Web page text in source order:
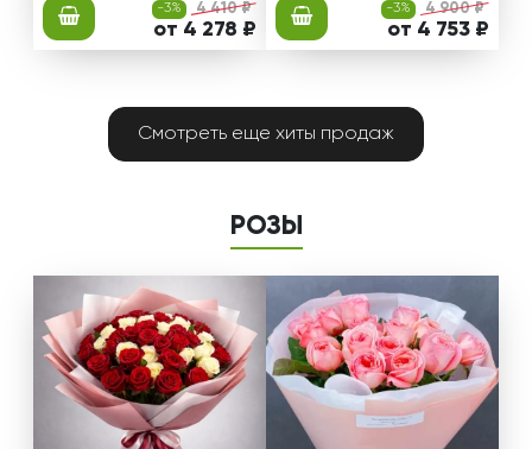
-3% 4 410 ₽
от 4 278 ₽
-3% 4 900 ₽
от 4 753 ₽
Смотреть еще хиты продаж
РОЗЫ